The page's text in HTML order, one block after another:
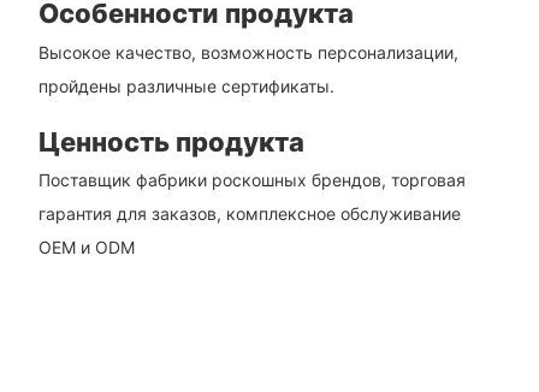
Особенности продукта
Высокое качество, возможность персонализации,
пройдены различные сертификаты.
Ценность продукта
Поставщик фабрики роскошных брендов, торговая
гарантия для заказов, комплексное обслуживание
OEM и ODM